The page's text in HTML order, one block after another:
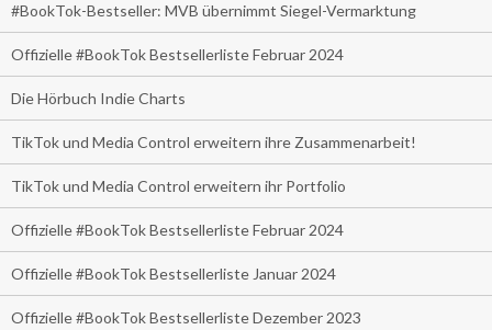
#BookTok-Bestseller: MVB übernimmt Siegel-Vermarktung
Offizielle #BookTok Bestsellerliste Februar 2024
Die Hörbuch Indie Charts
TikTok und Media Control erweitern ihre Zusammenarbeit!
TikTok und Media Control erweitern ihr Portfolio
Offizielle #BookTok Bestsellerliste Februar 2024
Offizielle #BookTok Bestsellerliste Januar 2024
Offizielle #BookTok Bestsellerliste Dezember 2023